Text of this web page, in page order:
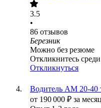
3.5
•
86 отзывов
Березник
Можно без резюме
Откликнитесь
Откликнуться
Водитель АМ 20-40
от 190 000 ₽ за